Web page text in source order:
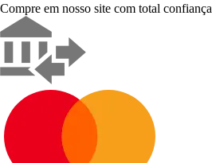
Compre em nosso site com total confiança